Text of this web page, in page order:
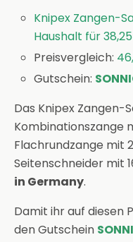
Knipex Zangen-
Haushalt für
Preisvergleich:
Gutschein:
Das Knipex
Kombinationszange
Flachrundzange mit
Seitenschneider mit
in Germany.
Damit ihr auf diesen
den Gutschein